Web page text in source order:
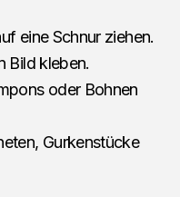
eine Schnur ziehen.
Bild kleben.
oder Bohnen
Gurkenstücke